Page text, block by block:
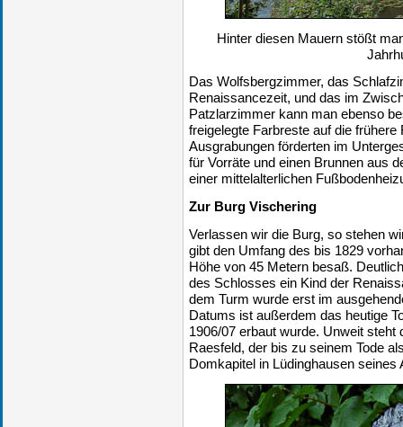
Hinter diesen Mauern stößt
Das Wolfsbergzimmer, das
Renaissancezeit, und das im
Patzlarzimmer kann man ebenso
freigelegte Farbreste auf die
Ausgrabungen förderten im
für Vorräte und einen Brunnen aus
einer mittelalterlichen
Zur Burg Vischering
Verlassen wir die Burg, so stehen
gibt den Umfang des bis 1829
Höhe von 45 Metern besaß.
des Schlosses ein Kind der
dem Turm wurde erst im
Datums ist außerdem das heutige
1906/07 erbaut wurde. Unweit
Raesfeld, der bis zu seinem Tode
Domkapitel in Lüdinghausen seines